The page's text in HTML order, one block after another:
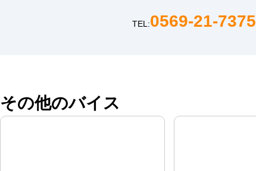
TEL:0569-21-7375
その他のバイス